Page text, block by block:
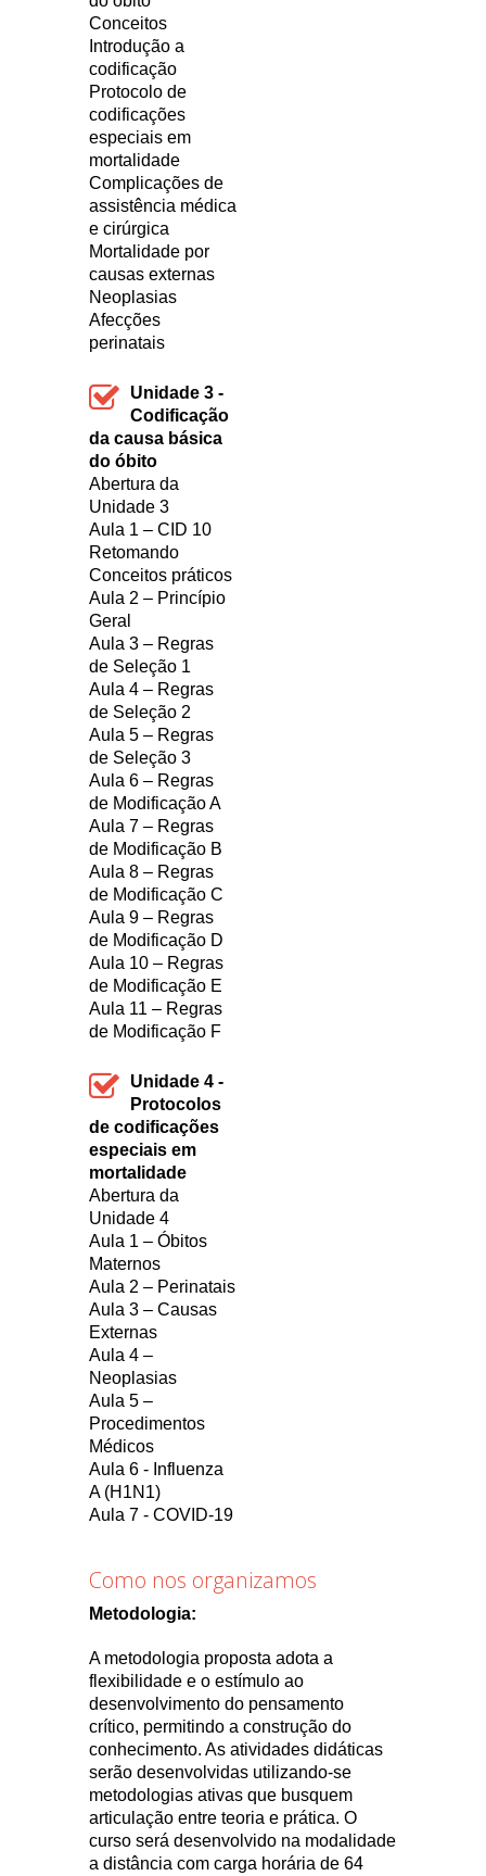
Conceitos
Introdução a
codificação
Protocolo de
codificações
especiais em
mortalidade
Complicações de
assistência médica
e cirúrgica
Mortalidade por
causas externas
Neoplasias
Afecções
perinatais
Unidade 3 -
Codificação
da causa básica
do óbito
Abertura da
Unidade 3
Aula 1 – CID 10
Retomando
Conceitos práticos
Aula 2 – Princípio
Geral
Aula 3 – Regras
de Seleção 1
Aula 4 – Regras
de Seleção 2
Aula 5 – Regras
de Seleção 3
Aula 6 – Regras
de Modificação A
Aula 7 – Regras
de Modificação B
Aula 8 – Regras
de Modificação C
Aula 9 – Regras
de Modificação D
Aula 10 – Regras
de Modificação E
Aula 11 – Regras
de Modificação F
Unidade 4 -
Protocolos
de codificações
especiais em
mortalidade
Abertura da
Unidade 4
Aula 1 – Óbitos
Maternos
Aula 2 – Perinatais
Aula 3 – Causas
Externas
Aula 4 –
Neoplasias
Aula 5 –
Procedimentos
Médicos
Aula 6 - Influenza
A (H1N1)
Aula 7 - COVID-19
Como nos organizamos
Metodologia:
A metodologia proposta adota a
flexibilidade e o estímulo ao
desenvolvimento do pensamento
crítico, permitindo a construção do
conhecimento. As atividades didáticas
serão desenvolvidas utilizando-se
metodologias ativas que busquem
articulação entre teoria e prática. O
curso será desenvolvido na modalidade
a distância com carga horária de 64